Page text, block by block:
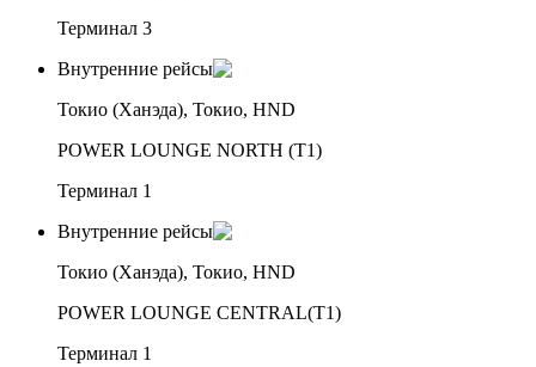
Терминал 3
Внутренние рейсы
Токио (Ханэда), Токио, HND
POWER LOUNGE NORTH (T1)
Терминал 1
Внутренние рейсы
Токио (Ханэда), Токио, HND
POWER LOUNGE CENTRAL(T1)
Терминал 1